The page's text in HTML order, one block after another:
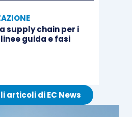
supply chain per i
guida e fasi
articoli di EC News